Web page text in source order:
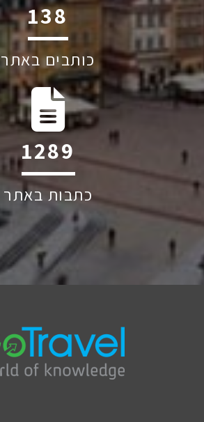
186
כותבים באתר
1733
כתבות באתר